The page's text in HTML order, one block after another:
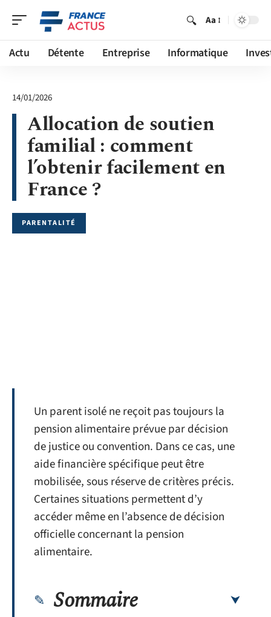
Aa
Actu Détente Entreprise Informatique
14/01/2026
Allocation de soutien
familial : comment
l’obtenir facilement en
France ?
PARENTALITÉ
Un parent isolé ne reçoit pas toujours la
pension alimentaire prévue par décision
de justice ou convention. Dans ce cas, une
aide financière spécifique peut être
mobilisée, sous réserve de critères précis.
Certaines situations permettent d’y
accéder même en l’absence de décision
officielle concernant la pension
alimentaire.
Sommaire